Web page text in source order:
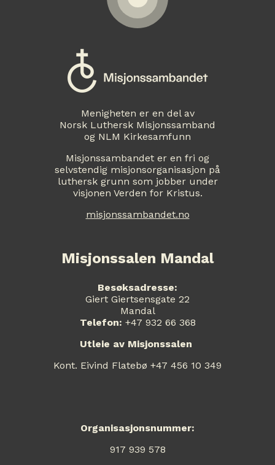
Menigheten er en del av
Norsk Luthersk Misjonssamband
og NLM Kirkesamfunn
Misjonssambandet er en fri og
selvstendig misjonsorganisasjon på
luthersk grunn som jobber under
visjonen Verden for Kristus.
misjonssambandet.no
Misjonssalen Mandal
Besøksadresse:
Giert Giertsensgate 22
Mandal
Telefon: +47 932 66 368
Utleie av Misjonssalen
Kont. Eivind Flatebø +47 456 10 349
Organisasjonsnummer:
917 939 578